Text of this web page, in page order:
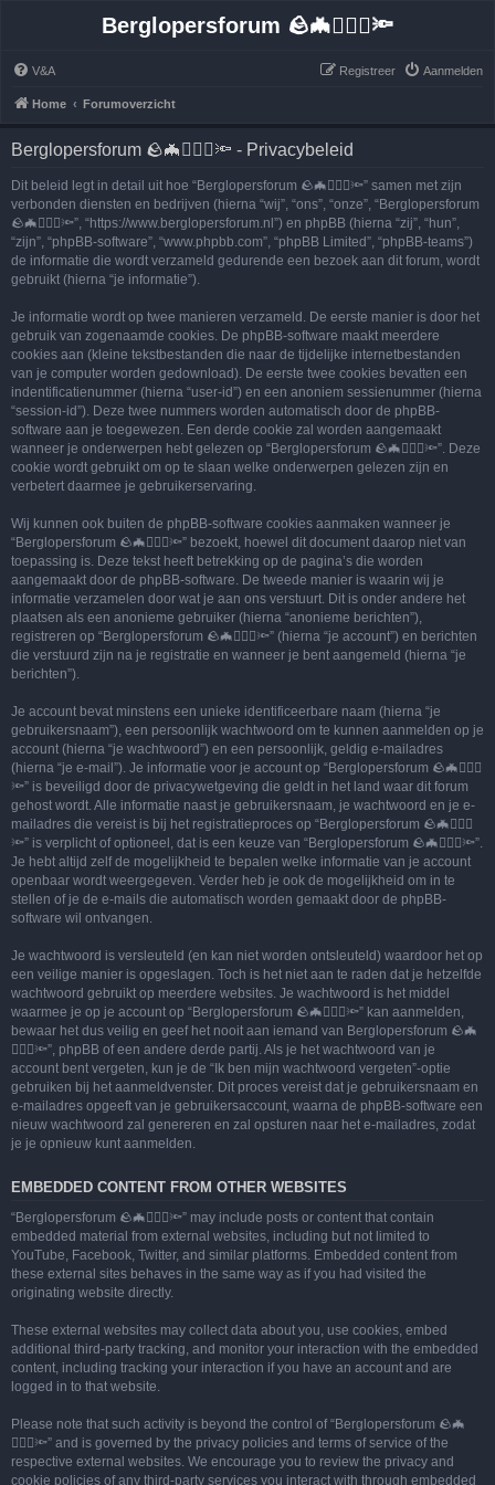
Berglopersforum 🪨🦇🚶🏻‍♂️🔦
V&A Aanmelden
Registreer
Home Forumoverzicht
Berglopersforum 🪨🦇🚶🏻‍♂️🔦 - Privacybeleid
Dit beleid legt in detail uit hoe “Berglopersforum 🪨🦇🚶🏻‍♂️🔦” samen met zijn
verbonden diensten en bedrijven (hierna “wij”, “ons”, “onze”, “Berglopersforum
🪨🦇🚶🏻‍♂️🔦”, “https://www.berglopersforum.nl”) en phpBB (hierna “zij”, “hun”,
“zijn”, “phpBB-software”, “www.phpbb.com”, “phpBB Limited”, “phpBB-teams”)
de informatie die wordt verzameld gedurende een bezoek aan dit forum, wordt
gebruikt (hierna “je informatie”).
Je informatie wordt op twee manieren verzameld. De eerste manier is door het
gebruik van zogenaamde cookies. De phpBB-software maakt meerdere
cookies aan (kleine tekstbestanden die naar de tijdelijke internetbestanden
van je computer worden gedownload). De eerste twee cookies bevatten een
indentificatienummer (hierna “user-id”) en een anoniem sessienummer (hierna
“session-id”). Deze twee nummers worden automatisch door de phpBB-
software aan je toegewezen. Een derde cookie zal worden aangemaakt
wanneer je onderwerpen hebt gelezen op “Berglopersforum 🪨🦇🚶🏻‍♂️🔦”. Deze
cookie wordt gebruikt om op te slaan welke onderwerpen gelezen zijn en
verbetert daarmee je gebruikerservaring.
Wij kunnen ook buiten de phpBB-software cookies aanmaken wanneer je
“Berglopersforum 🪨🦇🚶🏻‍♂️🔦” bezoekt, hoewel dit document daarop niet van
toepassing is. Deze tekst heeft betrekking op de pagina’s die worden
aangemaakt door de phpBB-software. De tweede manier is waarin wij je
informatie verzamelen door wat je aan ons verstuurt. Dit is onder andere het
plaatsen als een anonieme gebruiker (hierna “anonieme berichten”),
registreren op “Berglopersforum 🪨🦇🚶🏻‍♂️🔦” (hierna “je account”) en berichten
die verstuurd zijn na je registratie en wanneer je bent aangemeld (hierna “je
berichten”).
Je account bevat minstens een unieke identificeerbare naam (hierna “je
gebruikersnaam”), een persoonlijk wachtwoord om te kunnen aanmelden op je
account (hierna “je wachtwoord”) en een persoonlijk, geldig e-mailadres
(hierna “je e-mail”). Je informatie voor je account op “Berglopersforum 🪨🦇🚶🏻‍♂️
🔦” is beveiligd door de privacywetgeving die geldt in het land waar dit forum
gehost wordt. Alle informatie naast je gebruikersnaam, je wachtwoord en je e-
mailadres die vereist is bij het registratieproces op “Berglopersforum 🪨🦇🚶🏻‍♂️
🔦” is verplicht of optioneel, dat is een keuze van “Berglopersforum 🪨🦇🚶🏻‍♂️🔦”.
Je hebt altijd zelf de mogelijkheid te bepalen welke informatie van je account
openbaar wordt weergegeven. Verder heb je ook de mogelijkheid om in te
stellen of je de e-mails die automatisch worden gemaakt door de phpBB-
software wil ontvangen.
Je wachtwoord is versleuteld (en kan niet worden ontsleuteld) waardoor het op
een veilige manier is opgeslagen. Toch is het niet aan te raden dat je hetzelfde
wachtwoord gebruikt op meerdere websites. Je wachtwoord is het middel
waarmee je op je account op “Berglopersforum 🪨🦇🚶🏻‍♂️🔦” kan aanmelden,
bewaar het dus veilig en geef het nooit aan iemand van Berglopersforum 🪨🦇
🚶🏻‍♂️🔦”, phpBB of een andere derde partij. Als je het wachtwoord van je
account bent vergeten, kun je de “Ik ben mijn wachtwoord vergeten”-optie
gebruiken bij het aanmeldvenster. Dit proces vereist dat je gebruikersnaam en
e-mailadres opgeeft van je gebruikersaccount, waarna de phpBB-software een
nieuw wachtwoord zal genereren en zal opsturen naar het e-mailadres, zodat
je je opnieuw kunt aanmelden.
EMBEDDED CONTENT FROM OTHER WEBSITES
“Berglopersforum 🪨🦇🚶🏻‍♂️🔦” may include posts or content that contain
embedded material from external websites, including but not limited to
YouTube, Facebook, Twitter, and similar platforms. Embedded content from
these external sites behaves in the same way as if you had visited the
originating website directly.
These external websites may collect data about you, use cookies, embed
additional third-party tracking, and monitor your interaction with the embedded
content, including tracking your interaction if you have an account and are
logged in to that website.
Please note that such activity is beyond the control of “Berglopersforum 🪨🦇
🚶🏻‍♂️🔦” and is governed by the privacy policies and terms of service of the
respective external websites. We encourage you to review the privacy and
cookie policies of any third-party services you interact with through embedded